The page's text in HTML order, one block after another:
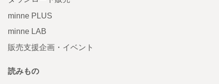
minne PLUS
minne LAB
販売支援企画・イベント
読みもの